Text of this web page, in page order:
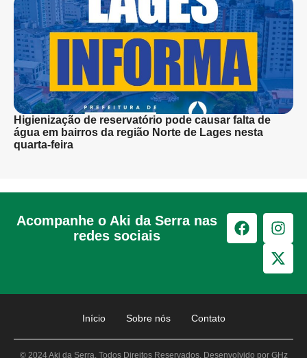
Higienização de reservatório pode causar falta de
água em bairros da região Norte de Lages nesta
quarta-feira
Acompanhe o Aki da Serra nas
redes sociais
Início Sobre nós Contato
© 2024 Aki da Serra. Todos Direitos Reservados. Desenvolvido por GHz